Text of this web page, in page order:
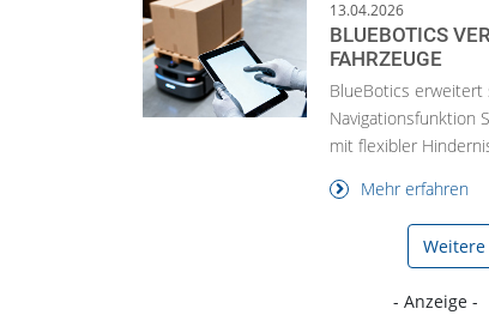
13.04.2026
BLUEBOTICS
FAHRZEUGE
BlueBotics erweitert
Navigationsfunktion
mit flexibler
Mehr erfahren
- Anzeige -